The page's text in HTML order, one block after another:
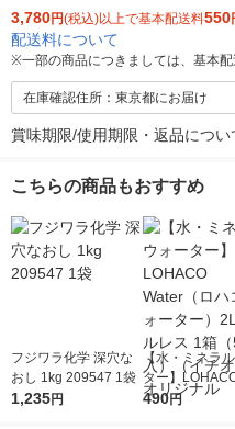
3,780円(税込)以上で基本配送料550
配送料について
※一部の商品につきましては、基本
在庫確認住所：東京都にお届け
賞味期限/使用期限・返品につい
こちらの商品もおすすめ
フジワラ化学 深穴な
おし 1kg 209547 1袋
1,235円
【水・ミネラ
ター】
r（ロハコウォー
490円